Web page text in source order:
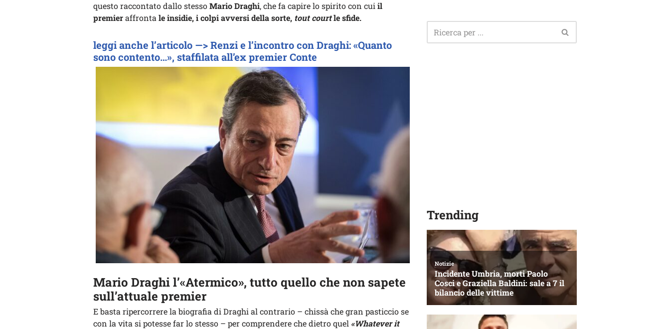
questo raccontato dallo stessoMario Draghi, che fa capire lo spirito con cui il
premieraffronta le insidie, i colpi avversi della sorte, tout courtle sfide.
leggi anche l’articolo —> Renzi e l’incontro con Draghi: «Quanto
sono contento…», staffilata all’ex premier Conte
Mario Draghi l’«Atermico», tutto quello che non sapete
sull’attuale premier
E basta ripercorrere la biografia di Draghi al contrario – chissà che gran pasticcio se
con la vita si potesse far lo stesso – per comprendere che dietro quel «Whatever it
Trending